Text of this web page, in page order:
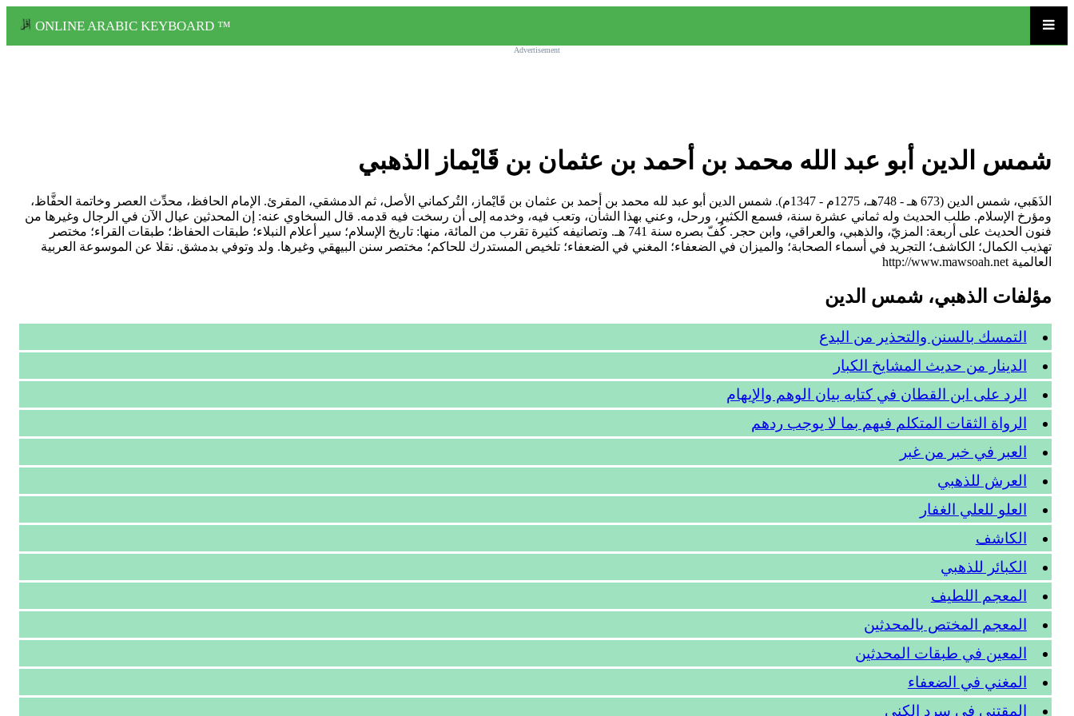
ONLINE ARABIC KEYBOARD ™
Advertisement
شمس الدين أبو عبد الله محمد بن أحمد بن عثمان بن قَايْماز الذهبي
الذَهَبي، شمس الدين (673 هـ - 748هـ، 1275م - 1347م). شمس الدين أبو عبد لله محمد بن أحمد بن عثمان بن قَايْماز، التُركماني الأصل، ثم الدمشقي، المقرئ. الإمام الحافظ، محدِّث العصر وخاتمة الحفَّاظ،
ومؤرخ الإسلام. طلب الحديث وله ثماني عشرة سنة، فسمع الكثير، ورحل، وعني بهذا الشأن، وتعب فيه، وخدمه إلى أن رسخت فيه قدمه. قال السخاوي عنه: إن المحدثين عيال الآن في الرجال وغيرها من
فنون الحديث على أربعة: المزيّ، والذهبي، والعراقي، وابن حجر. كُفّ بصره سنة 741 هـ. وتصانيفه كثيرة تقرب من المائة، منها: تاريخ الإسلام؛ سير أعلام النبلاء؛ طبقات الحفاظ؛ طبقات القراء؛ مختصر
تهذيب الكمال؛ الكاشف؛ التجريد في أسماء الصحابة؛ والميزان في الضعفاء؛ المغني في الضعفاء؛ تلخيص المستدرك للحاكم؛ مختصر سنن البيهقي وغيرها. ولد وتوفي بدمشق. نقلا عن الموسوعة العربية
العالمية http://www.mawsoah.net
مؤلفات الذهبي، شمس الدين
التمسك بالسنن والتحذير من البدع
الدينار من حديث المشايخ الكبار
الرد على ابن القطان في كتابه بيان الوهم والإيهام
الرواة الثقات المتكلم فيهم بما لا يوجب ردهم
العبر في خبر من غبر
العرش للذهبي
العلو للعلي الغفار
الكاشف
الكبائر للذهبي
المعجم اللطيف
المعجم المختص بالمحدثين
المعين في طبقات المحدثين
المغني في الضعفاء
المقتنى في سرد الكنى